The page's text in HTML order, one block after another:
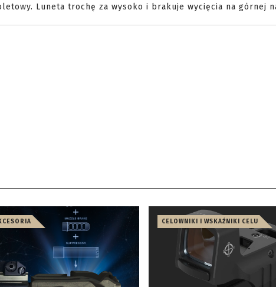
Luneta trochę za wysoko i brakuje wycięcia na górnej
CELOWNIKI I WSKAŹNIKI CELU